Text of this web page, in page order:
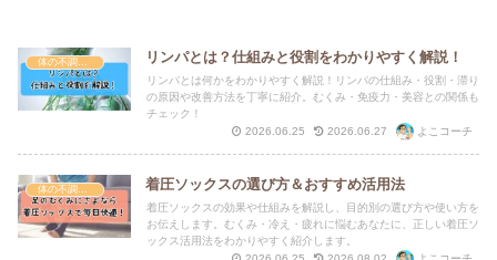
リンパとは？仕組みと役割をわかりやすく解説！
リンパとは何かをわかりやすく解説！リンパの仕組み・役割・滞り
の原因や改善方法を丁寧に紹介。むくみ・免疫力・美容との関係も
チェック！
2026.06.25
2026.06.27 よこコーチ
着圧ソックスの選び方＆おすすめ活用法
着圧ソックスの効果や仕組みを解説し、目的別の選び方や使い方を
お伝えします。むくみ・冷え・疲れに悩むあなたに、正しい着圧ソ
ックス活用法をわかりやすく紹介します。